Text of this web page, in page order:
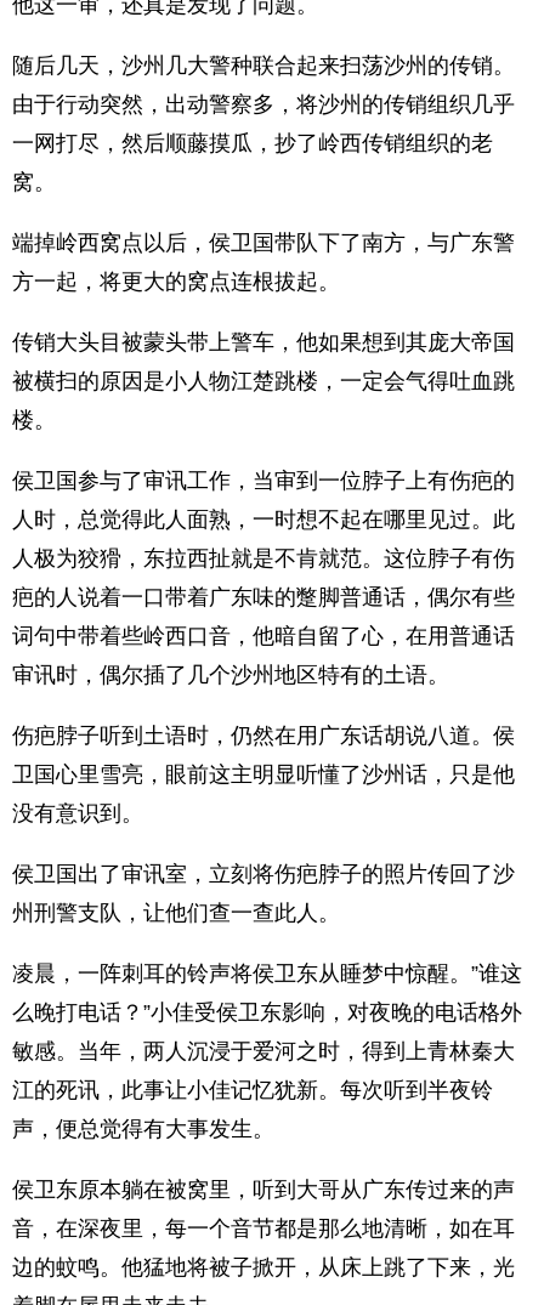
他这一审，还真是发现了问题。
随后几天，沙州几大警种联合起来扫荡沙州的传销。
由于行动突然，出动警察多，将沙州的传销组织几乎
一网打尽，然后顺藤摸瓜，抄了岭西传销组织的老
窝。
端掉岭西窝点以后，侯卫国带队下了南方，与广东警
方一起，将更大的窝点连根拔起。
传销大头目被蒙头带上警车，他如果想到其庞大帝国
被横扫的原因是小人物江楚跳楼，一定会气得吐血跳
楼。
侯卫国参与了审讯工作，当审到一位脖子上有伤疤的
人时，总觉得此人面熟，一时想不起在哪里见过。此
人极为狡猾，东拉西扯就是不肯就范。这位脖子有伤
疤的人说着一口带着广东味的蹩脚普通话，偶尔有些
词句中带着些岭西口音，他暗自留了心，在用普通话
审讯时，偶尔插了几个沙州地区特有的土语。
伤疤脖子听到土语时，仍然在用广东话胡说八道。侯
卫国心里雪亮，眼前这主明显听懂了沙州话，只是他
没有意识到。
侯卫国出了审讯室，立刻将伤疤脖子的照片传回了沙
州刑警支队，让他们查一查此人。
凌晨，一阵刺耳的铃声将侯卫东从睡梦中惊醒。”谁这
么晚打电话？”小佳受侯卫东影响，对夜晚的电话格外
敏感。当年，两人沉浸于爱河之时，得到上青林秦大
江的死讯，此事让小佳记忆犹新。每次听到半夜铃
声，便总觉得有大事发生。
侯卫东原本躺在被窝里，听到大哥从广东传过来的声
音，在深夜里，每一个音节都是那么地清晰，如在耳
边的蚊鸣。他猛地将被子掀开，从床上跳了下来，光